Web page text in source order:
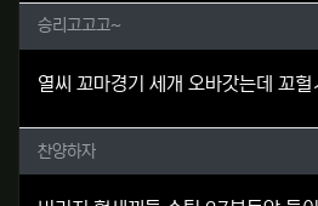
승리고고고~님의 댓글
승리고고고~
열씨 꼬마경기 세개 오바갓는데 꼬헐
찬양하자님의 댓글
찬양하자